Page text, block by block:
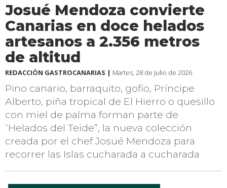
Josué Mendoza convierte
Canarias en doce helados
artesanos a 2.356 metros
de altitud
REDACCIÓN GASTROCANARIAS | Martes, 28 de Julio de 2026
Pino canario, barraquito, gofio, Príncipe
Alberto, piña tropical de El Hierro o quesillo
con miel de palma forman parte de
“Helados del Teide”, la nueva colección
creada por el chef Josué Mendoza para
recorrer las Islas cucharada a cucharada